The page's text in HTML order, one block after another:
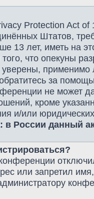
Protection Act
Штатов,
13 лет, иметь на
что опекуны
применимо
за
не может
кроме
и/или
в России данный
или запретил